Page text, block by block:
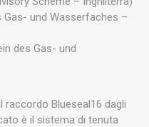
Gas- und Wasserfaches –
des Gas- und
Blueseal16 dagli
è il sistema di tenuta